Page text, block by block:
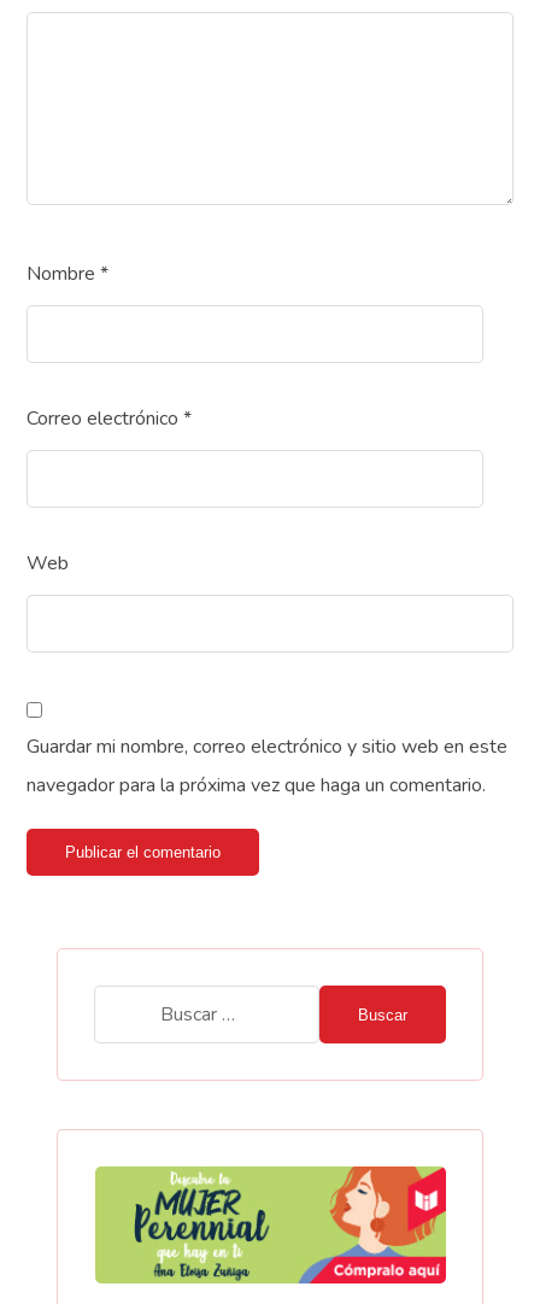
Nombre*
Correo electrónico*
Web
Guardar mi nombre, correo electrónico y sitio web en este
navegador para la próxima vez que haga un comentario.
Publicar el comentario
Buscar